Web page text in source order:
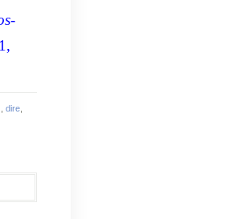
dire